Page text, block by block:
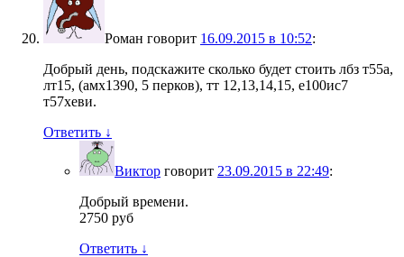
Роман говорит 16.09.2015 в 10:52:
Добрый день, подскажите сколько будет стоить лбз т55а,
лт15, (амх1390, 5 перков), тт 12,13,14,15, е100ис7
т57хеви.
Ответить ↓
Виктор говорит 23.09.2015 в 22:49:
Добрый времени.
2750 руб
Ответить ↓